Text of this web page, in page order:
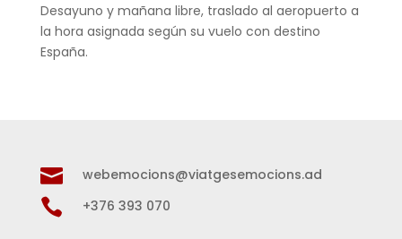
Desayuno y mañana libre, traslado al aeropuerto a
la hora asignada según su vuelo con destino
España.
 webemocions@viatgesemocions.ad
 +376 393 070